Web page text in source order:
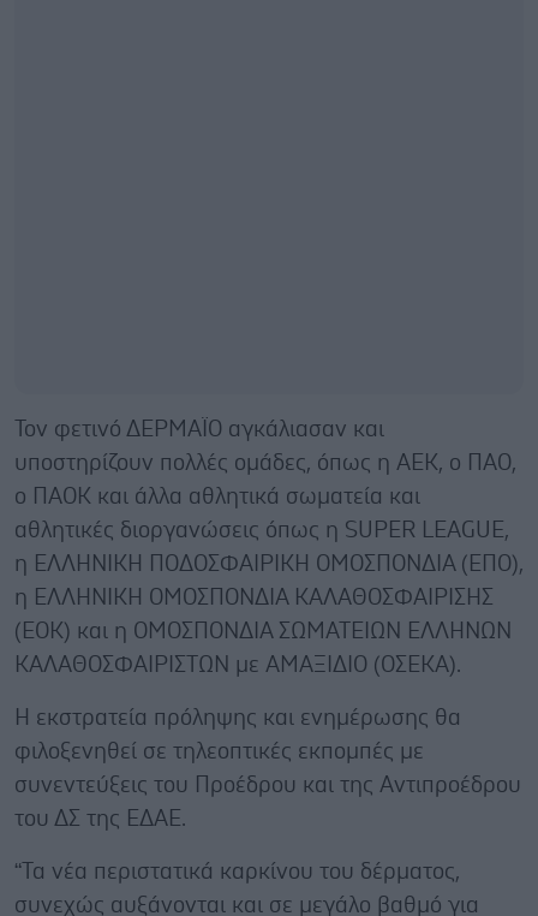
Τον φετινό ΔΕΡΜΑΪΟ αγκάλιασαν και
υποστηρίζουν πολλές ομάδες, όπως η ΑΕΚ, ο ΠΑΟ,
ο ΠΑΟΚ και άλλα αθλητικά σωματεία και
αθλητικές διοργανώσεις όπως η SUPER LEAGUE,
η ΕΛΛΗΝΙΚΗ ΠΟΔΟΣΦΑΙΡΙΚΗ ΟΜΟΣΠΟΝΔΙΑ (ΕΠΟ),
η ΕΛΛΗΝΙΚΗ ΟΜΟΣΠΟΝΔΙΑ ΚΑΛΑΘΟΣΦΑΙΡΙΣΗΣ
(ΕΟΚ) και η ΟΜΟΣΠΟΝΔΙΑ ΣΩΜΑΤΕΙΩΝ ΕΛΛΗΝΩΝ
ΚΑΛΑΘΟΣΦΑΙΡΙΣΤΩΝ με ΑΜΑΞΙΔΙΟ (ΟΣΕΚΑ).
Η εκστρατεία πρόληψης και ενημέρωσης θα
φιλοξενηθεί σε τηλεοπτικές εκπομπές με
συνεντεύξεις του Προέδρου και της Αντιπροέδρου
του ΔΣ της ΕΔΑΕ.
“Τα νέα περιστατικά καρκίνου του δέρματος,
συνεχώς αυξάνονται και σε μεγάλο βαθμό για